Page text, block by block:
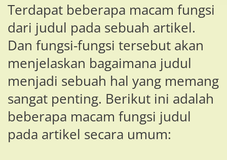
Terdapat beberapa macam fungsi
dari judul pada sebuah artikel.
Dan fungsi-fungsi tersebut akan
menjelaskan bagaimana judul
menjadi sebuah hal yang memang
sangat penting. Berikut ini adalah
beberapa macam fungsi judul
pada artikel secara umum: